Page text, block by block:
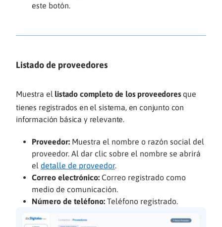
este botón.
Listado de proveedores
Muestra el listado completo de los proveedoresque
tienes registrados en el sistema, en conjunto con
información básica y relevante.
Proveedor: Muestra el nombre o razón social del
proveedor. Al dar clic sobre el nombre se abrirá
el detalle de proveedor.
Correo electrónico: Correo registrado como
medio de comunicación.
Número de teléfono: Teléfono registrado.